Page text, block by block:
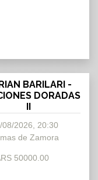
BARILARI -
DORADAS
08/2026, 20:30
de Zamora
50000.00